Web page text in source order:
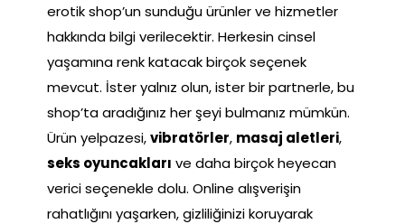
erotik shop’un sunduğu ürünler ve hizmetler
hakkında bilgi verilecektir. Herkesin cinsel
yaşamına renk katacak birçok seçenek
mevcut. İster yalnız olun, ister bir partnerle, bu
shop’ta aradığınız her şeyi bulmanız mümkün.
Ürün yelpazesi,vibratörler, masaj aletleri,
seks oyuncakları ve daha birçok heyecan
verici seçenekle dolu. Online alışverişin
rahatlığını yaşarken, gizliliğinizi koruyarak